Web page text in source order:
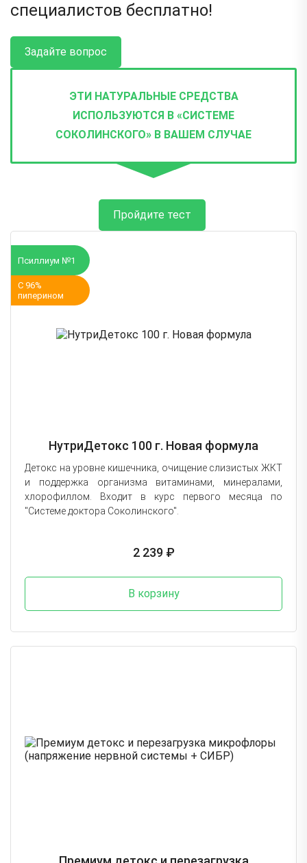
специалистов бесплатно!
Задайте вопрос
ЭТИ НАТУРАЛЬНЫЕ СРЕДСТВА
ИСПОЛЬЗУЮТСЯ В «СИСТЕМЕ
СОКОЛИНСКОГО» В ВАШЕМ СЛУЧАЕ
Пройдите тест
Псиллиум №1
С 96%
пиперином
НутриДетокс 100 г. Новая формула
Детокс на уровне кишечника, очищение слизистых ЖКТ
и поддержка организма витаминами, минералами,
хлорофиллом. Входит в курс первого месяца по
"Системе доктора Соколинского".
2 239 ₽
В корзину